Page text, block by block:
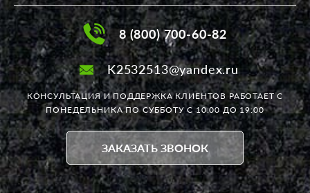
8 (800) 700-60-82
K2532513@yandex.ru
КОНСУЛЬТАЦИЯ И ПОДДЕРЖКА КЛИЕНТОВ РАБОТАЕТС
ПОНЕДЕЛЬНИКА ПО СУББОТУ С 10:00 ДО 19:00
ЗАКАЗАТЬ ЗВОНОК